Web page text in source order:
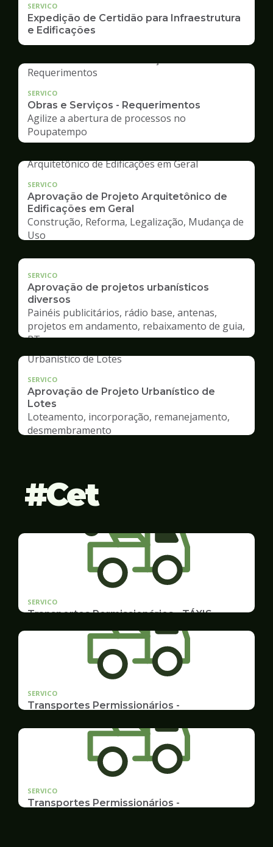
SERVICO
Expedição de Certidão para Infraestrutura
e Edificações
SERVICO
Obras e Serviços - Requerimentos
Agilize a abertura de processos no
Poupatempo
SERVICO
Aprovação de Projeto Arquitetônico de
Edificações em Geral
Construção, Reforma, Legalização, Mudança de
Uso
SERVICO
Aprovação de projetos urbanísticos
diversos
Painéis publicitários, rádio base, antenas,
projetos em andamento, rebaixamento de guia,
RT
SERVICO
Aprovação de Projeto Urbanístico de
Lotes
Loteamento, incorporação, remanejamento,
desmembramento
Cet
SERVICO
Transportes Permissionários - TÁXIS
SERVICO
Transportes Permissionários -
Documentação, Requerimento e Transferência
SERVICO
Transportes Permissionários -